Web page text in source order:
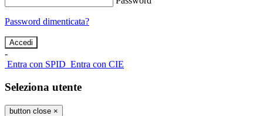
Password dimenticata?
-
Entra con SPID Entra con CIE
Seleziona utente
button close ×